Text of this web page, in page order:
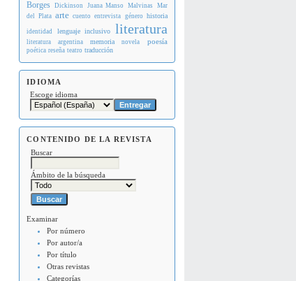
Borges Dickinson Juana Manso Malvinas
Mar
del Plata arte cuento entrevista género historia
identidad lenguaje inclusivo literatura
literatura argentina memoria novela poesía
poética reseña teatro traducción
IDIOMA
Escoge idioma
CONTENIDO DE LA REVISTA
Buscar
Ámbito de la búsqueda
Examinar
Por número
Por autor/a
Por título
Otras revistas
Categorías